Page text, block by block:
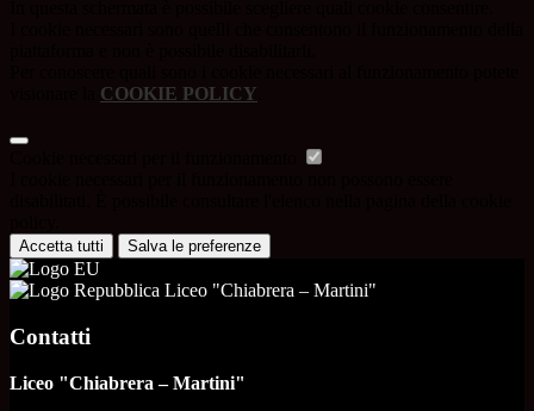
COOKIE POLICY
Accetta tutti Salva le preferenze
Liceo "Chiabrera – Martini"
Contatti
Liceo "Chiabrera – Martini"